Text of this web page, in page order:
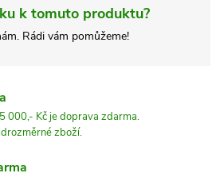
k tomuto produktu?
Rádi vám pomůžeme!
000,- Kč je doprava zdarma.
zboží.